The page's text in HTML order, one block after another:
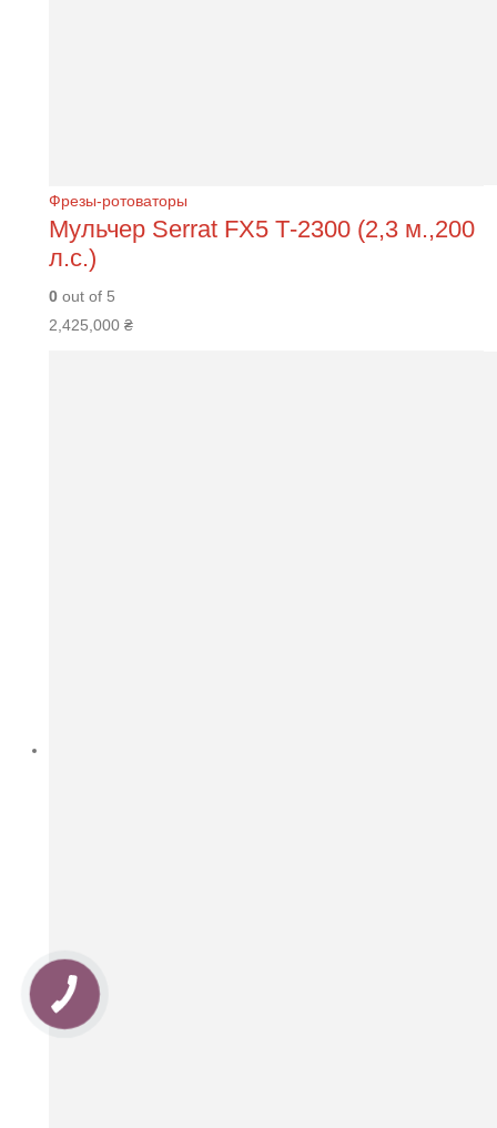
Фрезы-ротоваторы
Мульчер Serrat FХ5 Т-2300 (2,3 м.,200
л.с.)
0 out of 5
2,425,000 ₴